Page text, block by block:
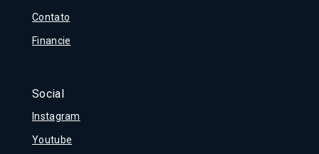
Contato
Financie
Social
Instagram
Youtube